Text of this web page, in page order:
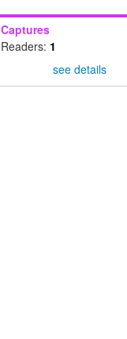
Captures
Readers: 1
see details